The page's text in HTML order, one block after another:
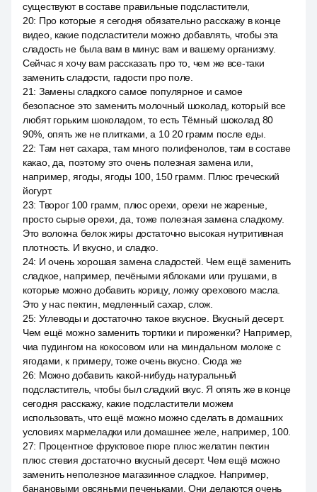
существуют в составе правильные подсластители,
20: Про которые я сегодня обязательно расскажу в конце
видео, какие подсластители можно добавлять, чтобы эта
сладость не была вам в минус вам и вашему организму.
Сейчас я хочу вам рассказать про то, чем же все-таки
заменить сладости, гадости про поле.
21: Замены сладкого самое популярное и самое
безопасное это заменить молочный шоколад, который все
любят горьким шоколадом, то есть Тёмный шоколад 80
90%, опять же не плитками, а 10 20 грамм после еды.
22: Там нет сахара, там много полифенолов, там в составе
какао, да, поэтому это очень полезная замена или,
например, ягоды, ягоды 100, 150 грамм. Плюс греческий
йогурт.
23: Творог 100 грамм, плюс орехи, орехи не жареные,
просто сырые орехи, да, тоже полезная замена сладкому.
Это волокна белок жиры достаточно высокая нутритивная
плотность. И вкусно, и сладко.
24: И очень хорошая замена сладостей. Чем ещё заменить
сладкое, например, печёными яблоками или грушами, в
которые можно добавить корицу, ложку орехового масла.
Это у нас пектин, медленный сахар, слож.
25: Углеводы и достаточно такое вкусное. Вкусный десерт.
Чем ещё можно заменить тортики и пироженки? Например,
чиа пудингом на кокосовом или на миндальном молоке с
ягодами, к примеру, тоже очень вкусно. Сюда же
26: Можно добавить какой-нибудь натуральный
подсластитель, чтобы был сладкий вкус. Я опять же в конце
сегодня расскажу, какие подсластители можем
использовать, что ещё можно можно сделать в домашних
условиях мармеладки или домашнее желе, например, 100.
27: Процентное фруктовое пюре плюс желатин пектин
плюс стевия достаточно вкусный десерт. Чем ещё можно
заменить неполезное магазинное сладкое. Например,
банановыми овсяными печеньками. Они делаются очень